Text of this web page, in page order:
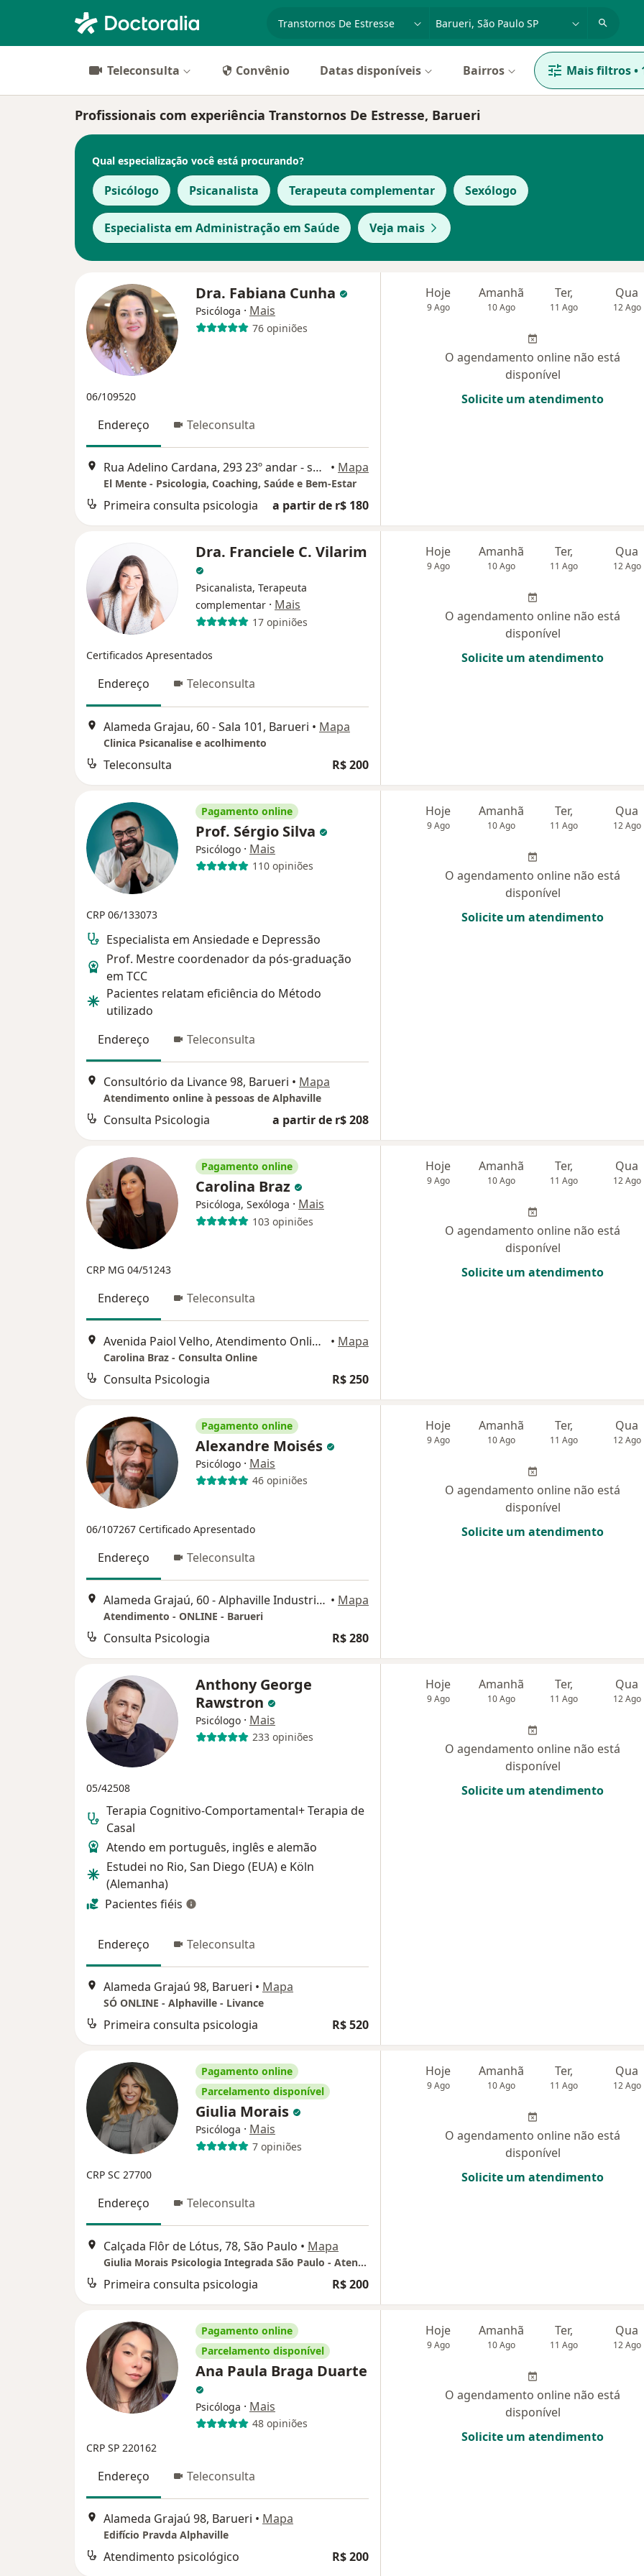
Teleconsulta Convênio Datas disponíveis Bairros Mais filtros•
Profissionais com experiência Transtornos De Estresse, Barueri
Qual especialização você está procurando?
Psicólogo Psicanalista Terapeuta complementar Sexólogo
Especialista em Administração em Saúde Veja mais
Dra. Fabiana Cunha
Psicóloga · Mais
76 opiniões
06/109520
Endereço Teleconsulta
Rua Adelino Cardana, 293 23º andar - sala 2308 Bethaville, Barueri • Mapa
El Mente - Psicologia, Coaching, Saúde e Bem-Estar
Primeira consulta psicologia a partir de r$ 180
Hoje
9 Ago
Amanhã
10 Ago
Ter,
11 Ago
Qua
12 Ago
O agendamento online não está
disponível
Solicite um atendimento
Dra. Franciele C. Vilarim
Psicanalista, Terapeuta
complementar · Mais
17 opiniões
Certificados Apresentados
Endereço Teleconsulta
Alameda Grajau, 60 - Sala 101, Barueri • Mapa
Clinica Psicanalise e acolhimento
Teleconsulta R$ 200
Hoje
9 Ago
Amanhã
10 Ago
Ter,
11 Ago
Qua
12 Ago
O agendamento online não está
disponível
Solicite um atendimento
Pagamento online
Prof. Sérgio Silva
Psicólogo · Mais
110 opiniões
CRP 06/133073
Especialista em Ansiedade e Depressão
Prof. Mestre coordenador da pós-graduação
em TCC
Pacientes relatam eficiência do Método
utilizado
Endereço
Teleconsulta
Consultório da Livance 98, Barueri • Mapa
Atendimento online à pessoas de Alphaville
Consulta Psicologia a partir de r$ 208
Hoje
9 Ago
Amanhã
10 Ago
Ter,
11 Ago
Qua
12 Ago
O agendamento online não está
disponível
Solicite um atendimento
Pagamento online
Carolina Braz
Psicóloga, Sexóloga · Mais
103 opiniões
CRP MG 04/51243
Endereço Teleconsulta
Avenida Paiol Velho, Atendimento Online, Barueri • Mapa
Carolina Braz - Consulta Online
Consulta Psicologia R$ 250
Hoje
9 Ago
Amanhã
10 Ago
Ter,
11 Ago
Qua
12 Ago
O agendamento online não está
disponível
Solicite um atendimento
Pagamento online
Alexandre Moisés
Psicólogo · Mais
46 opiniões
06/107267 Certificado Apresentado
Endereço Teleconsulta
Alameda Grajaú, 60 - Alphaville Industrial, Barueri - SP, 06454-050, Barueri • Mapa
Atendimento - ONLINE - Barueri
Consulta Psicologia R$ 280
Hoje
9 Ago
Amanhã
10 Ago
Ter,
11 Ago
Qua
12 Ago
O agendamento online não está
disponível
Solicite um atendimento
Anthony George
Rawstron
Psicólogo · Mais
233 opiniões
05/42508
Terapia Cognitivo-Comportamental+ Terapia de
Casal
Atendo em português, inglês e alemão
Estudei no Rio, San Diego (EUA) e Köln
(Alemanha)
Pacientes fiéis
Endereço Teleconsulta
Alameda Grajaú 98, Barueri • Mapa
SÓ ONLINE - Alphaville - Livance
Primeira consulta psicologia R$ 520
Hoje
9 Ago
Amanhã
10 Ago
Ter,
11 Ago
Qua
12 Ago
O agendamento online não está
disponível
Solicite um atendimento
Pagamento online
Parcelamento disponível
Giulia Morais
Psicóloga · Mais
7 opiniões
CRP SC 27700
Endereço Teleconsulta
Calçada Flôr de Lótus, 78, São Paulo • Mapa
Giulia Morais Psicologia Integrada São Paulo - Atendimento Online
Primeira consulta psicologia R$ 200
Hoje
9 Ago
Amanhã
10 Ago
Ter,
11 Ago
Qua
12 Ago
O agendamento online não está
disponível
Solicite um atendimento
Pagamento online
Parcelamento disponível
Ana Paula Braga Duarte
Psicóloga · Mais
48 opiniões
CRP SP 220162
Endereço Teleconsulta
Alameda Grajaú 98, Barueri • Mapa
Edifício Pravda Alphaville
Atendimento psicológico R$ 200
Hoje
9 Ago
Amanhã
10 Ago
Ter,
11 Ago
Qua
12 Ago
O agendamento online não está
disponível
Solicite um atendimento